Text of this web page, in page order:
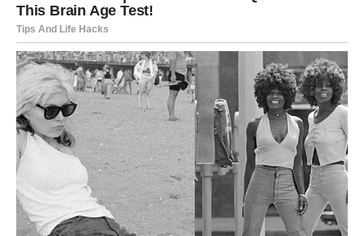
Zvijezde vam donose neočekivanu poruku ili susret koji
mijenja mnogo toga.
Moguće je poznanstvo koje odmah djeluje posebno i
sudbinski.
Ponovo vjerujete u ljubav
Pred vama su veoma uzbudljivi emotivni trenuci.